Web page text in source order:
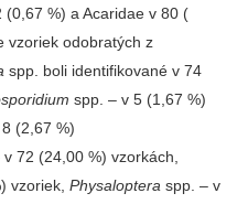
%) a Acaridae v 80 (
vzoriek odobratých z
spp. boli identifikované v 74
spp. – v 5 (1,67 %)
(2,67 %)
72 (24,00 %) vzorkách,
vzoriek, Physalopteraspp. – v